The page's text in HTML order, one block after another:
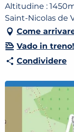
Altitudine :
Saint-Nicolas de
Come
Vado in treno!
Condividere